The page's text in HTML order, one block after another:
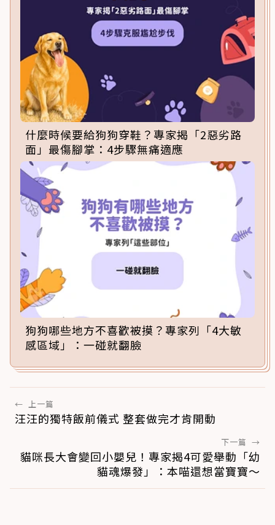
什麼時候要給狗狗穿鞋？專家揭「2惡劣路
面」最傷腳掌：4步驟無痛適應
狗狗哪些地方不喜歡被摸？專家列「4大敏
感區域」：一碰就翻臉
← 上一篇
汪汪的獨特飯前儀式 整套做完才肯開動
下一篇 →
貓咪長大會變回小嬰兒！專家揭4可愛舉動「幼
貓魂爆發」：本喵還想當寶寶～